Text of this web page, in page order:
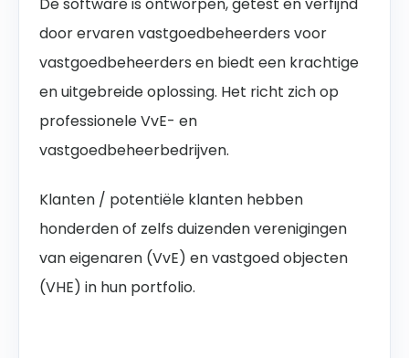
door ervaren vastgoedbeheerders voor
vastgoedbeheerders en biedt een krachtige
en uitgebreide oplossing. Het richt zich op
professionele VvE- en
vastgoedbeheerbedrijven.
Klanten / potentiële klanten hebben
honderden of zelfs duizenden verenigingen
van eigenaren (VvE) en vastgoed objecten
(VHE) in hun portfolio.